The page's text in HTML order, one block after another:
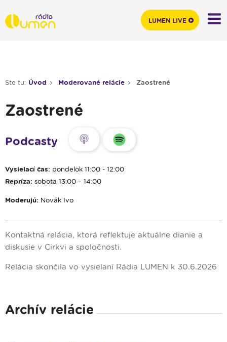
Ste tu: Úvod Moderované relácie Zaostrené
Zaostrené
Podcasty
Vysielací čas: pondelok 11:00 - 12:00
Repríza: sobota 13:00 – 14:00
Moderujú: Novák Ivo
Kontaktná relácia, ktorá reflektuje aktuálne dianie a
diskusie v Cirkvi a spoločnosti.
Relácia skončila vo vysielaní Rádia LUMEN k 30.6.2026
Archív relácie
LUMEN LIVE